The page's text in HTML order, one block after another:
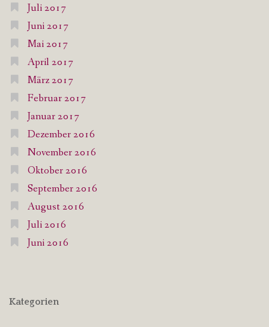
Juli 2017
Juni 2017
Mai 2017
April 2017
März 2017
Februar 2017
Januar 2017
Dezember 2016
November 2016
Oktober 2016
September 2016
August 2016
Juli 2016
Juni 2016
Kategorien